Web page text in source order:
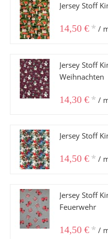
Jersey Stoff
14,50 € * /
Jersey Stoff
Weihnachten
14,30 € * /
Jersey Stoff
14,50 € * /
Jersey Stoff
Feuerwehr
14,50 € * /